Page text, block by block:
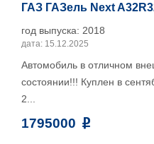
ГАЗ ГАЗель Next
год выпуска: 2018
дата: 15.12.2025
Автомобиль в отличном
состоянии!!! Куплен в
2...
1795000